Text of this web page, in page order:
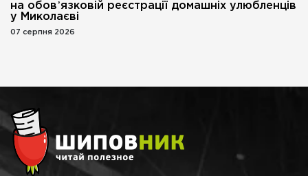
на обовʼязковій реєстрації домашніх улюбленців
у Миколаєві
07 серпня 2026